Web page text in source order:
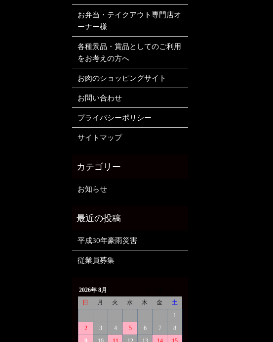
お弁当・テイクアウト専門店オ
ーナー様
各種景品・賞品としてのご利用
をお考えの方へ
お肉のショッピングサイト
お問い合わせ
プライバシーポリシー
サイトマップ
お知らせ
平成30年豪雨災害
従業員募集
2026年 8月
日
月 火 水 木 金
土
1
2
3 4 5 6 7
8